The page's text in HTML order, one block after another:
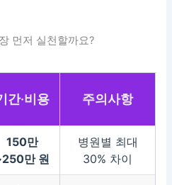
먼저 실천할까요?
간·비용 주의사항
150만
만 원
병원별 최대
30% 차이